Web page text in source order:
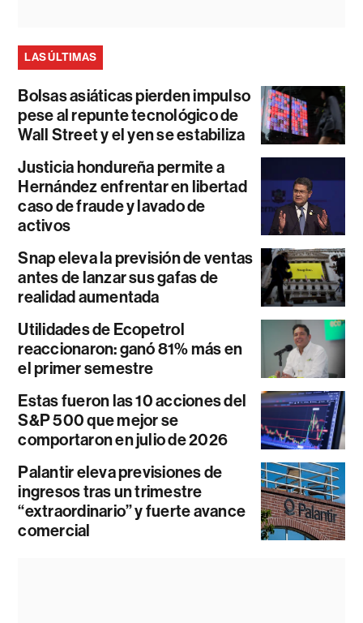
LAS ÚLTIMAS
Bolsas asiáticas pierden impulso
pese al repunte tecnológico de
Wall Street y el yen se estabiliza
Justicia hondureña permite a
Hernández enfrentar en libertad
caso de fraude y lavado de
activos
Snap eleva la previsión de ventas
antes de lanzar sus gafas de
realidad aumentada
Utilidades de Ecopetrol
reaccionaron: ganó 81% más en
el primer semestre
Estas fueron las 10 acciones del
S&P 500 que mejor se
comportaron en julio de 2026
Palantir eleva previsiones de
ingresos tras un trimestre
“extraordinario” y fuerte avance
comercial